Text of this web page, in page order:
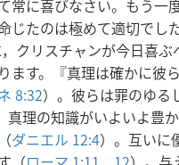
常に喜びなさい。もう一
じたのは極めて適切でし
クリスチャンが今日喜ぶ
ます。『真理は確かに彼
8:32）。彼らは罪のゆる
真理の知識がいよいよ豊
ダニエル 12:4）。互いに